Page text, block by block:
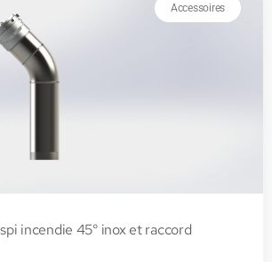
Accessoires
incendie 45° inox et raccord